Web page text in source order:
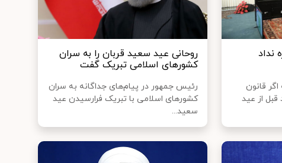
نداد
قانون
از عید
روحانی عید سعید قربان را به سران
کشورهای اسلامی تبریک گفت
رئیس جمهور در پیام‌های جداگانه به سران
کشورهای اسلامی با تبریک فرارسیدن عید
سعید...